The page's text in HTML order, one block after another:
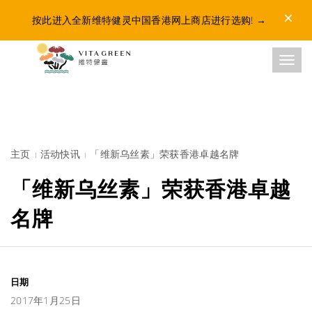
按此进入全新维特健灵中国香港网上商店进行选购! →
主页 活动快讯 「维新乌丝素」荣获香港卓越名牌
「维新乌丝素」荣获香港卓越
名牌
日期
2017年1月25日